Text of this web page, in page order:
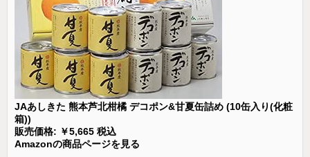
JAあしきた 熊本芦北柑橘 デコポン&甘夏缶詰め (10缶入り(化粧
箱))
販売価格: ￥5,665 税込
Amazonの商品ページを見る